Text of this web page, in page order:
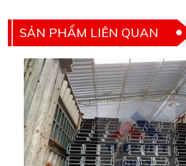
SẢN PHẨM LIÊN QUAN